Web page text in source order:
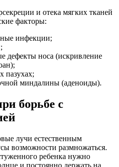
и отека мягких тканей
факторы:
инфекции;
дефекты носа (искривление
пазухах;
миндалины (аденоиды).
борьбе с
лучи естественным
возможности размножаться.
ребенка нужно
и постоянно держать на